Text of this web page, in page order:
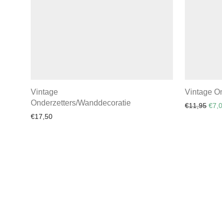
Vintage
Onderzetters/Wanddecoratie
€17,50
Vintage
€11,95 €